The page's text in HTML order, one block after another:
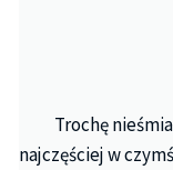
Trochę
najczęściej w